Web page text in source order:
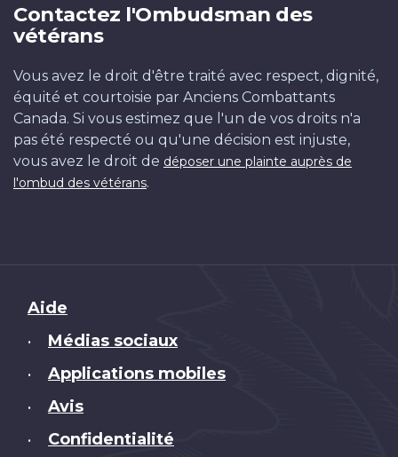
Contactez l'Ombudsman des
vétérans
Vous avez le droit d'être traité avec respect, dignité,
équité et courtoisie par Anciens Combattants
Canada. Si vous estimez que l'un de vos droits n'a
pas été respecté ou qu'une décision est injuste,
vous avez le droit de déposer une plainte auprès de
l'ombud des vétérans.
Brand
Aide
• Médias sociaux
• Applications mobiles
• Avis
• Confidentialité